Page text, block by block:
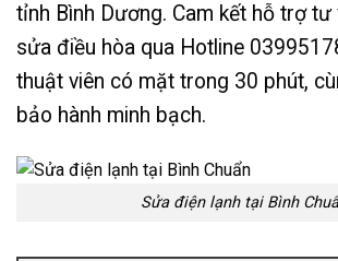
tỉnh Bình Dương. Cam kết hỗ trợ tư
sửa điều hòa qua Hotline
thuật viên có mặt trong 30 phút,
bảo hành minh bạch.
Sửa điện lạnh tại Bình